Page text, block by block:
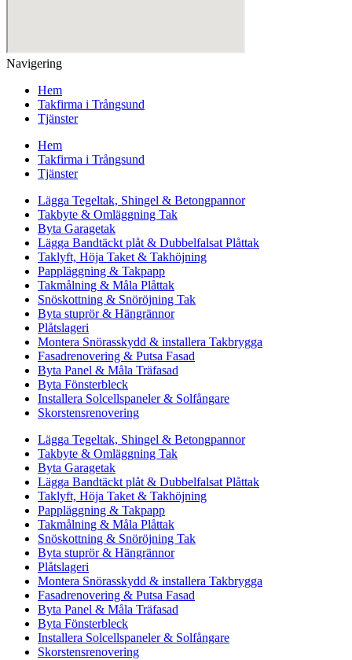
Navigering
Hem
Takfirma i Trångsund
Tjänster
Hem
Takfirma i Trångsund
Tjänster
Lägga Tegeltak, Shingel & Betongpannor
Takbyte & Omläggning Tak
Byta Garagetak
Lägga Bandtäckt plåt & Dubbelfalsat Plåttak
Taklyft, Höja Taket & Takhöjning
Pappläggning & Takpapp
Takmålning & Måla Plåttak
Snöskottning & Snöröjning Tak
Byta stuprör & Hängrännor
Plåtslageri
Montera Snörasskydd & installera Takbrygga
Fasadrenovering & Putsa Fasad
Byta Panel & Måla Träfasad
Byta Fönsterbleck
Installera Solcellspaneler & Solfångare
Skorstensrenovering
Lägga Tegeltak, Shingel & Betongpannor
Takbyte & Omläggning Tak
Byta Garagetak
Lägga Bandtäckt plåt & Dubbelfalsat Plåttak
Taklyft, Höja Taket & Takhöjning
Pappläggning & Takpapp
Takmålning & Måla Plåttak
Snöskottning & Snöröjning Tak
Byta stuprör & Hängrännor
Plåtslageri
Montera Snörasskydd & installera Takbrygga
Fasadrenovering & Putsa Fasad
Byta Panel & Måla Träfasad
Byta Fönsterbleck
Installera Solcellspaneler & Solfångare
Skorstensrenovering